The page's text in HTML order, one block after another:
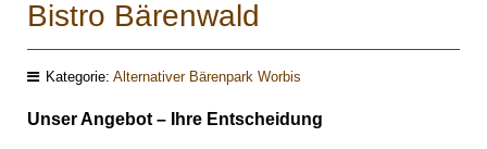
Bistro Bärenwald
Kategorie: Alternativer Bärenpark Worbis
Unser Angebot – Ihre Entscheidung